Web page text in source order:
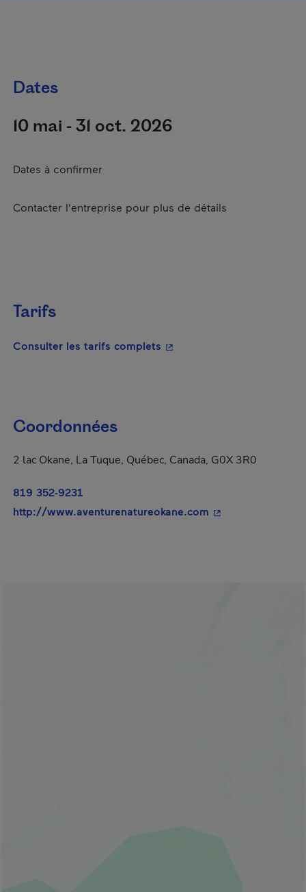
Dates
10 mai - 31 oct. 2026
Dates à confirmer
Contacter l'entreprise pour plus de détails
Tarifs
Consulter les tarifs complets - Cet hyperlien s'ouvrira
Coordonnées
2 lac Okane, La Tuque, Québec, Canada, G0X 3R0
819 352-9231
http://www.aventurenatureokane.com - Cet hyperlien